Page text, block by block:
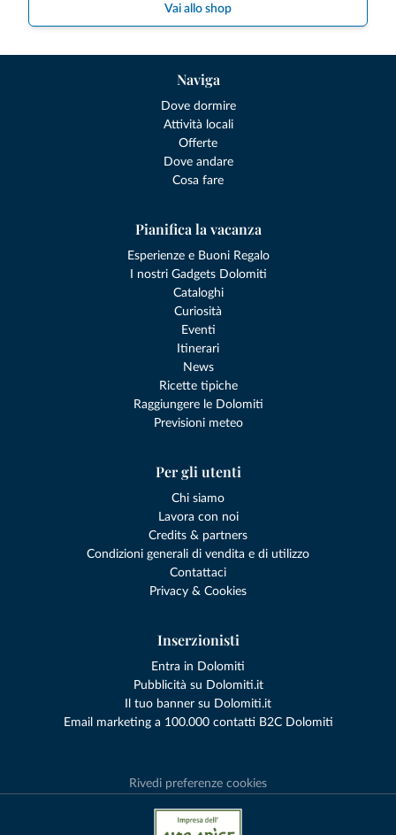
Vai allo shop
Naviga
Dove dormire
Attività locali
Offerte
Dove andare
Cosa fare
Pianifica la vacanza
Esperienze e Buoni Regalo
I nostri Gadgets Dolomiti
Cataloghi
Curiosità
Eventi
Itinerari
News
Ricette tipiche
Raggiungere le Dolomiti
Previsioni meteo
Per gli utenti
Chi siamo
Lavora con noi
Credits & partners
Condizioni generali di vendita e di utilizzo
Contattaci
Privacy & Cookies
Inserzionisti
Entra in Dolomiti
Pubblicità su Dolomiti.it
Il tuo banner su Dolomiti.it
Email marketing a 100.000 contatti B2C Dolomiti
Rivedi preferenze cookies